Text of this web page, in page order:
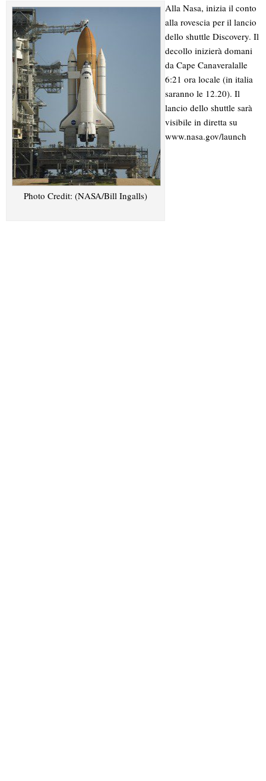
Photo Credit: (NASA/Bill Ingalls)
Alla Nasa, inizia il conto
alla rovescia per il lancio
dello shuttle Discovery. Il
decollo inizierà domani
da Cape Canaveralalle
6:21 ora locale (in italia
saranno le 12.20). Il
lancio dello shuttle sarà
visibile in diretta su
www.nasa.gov/launch